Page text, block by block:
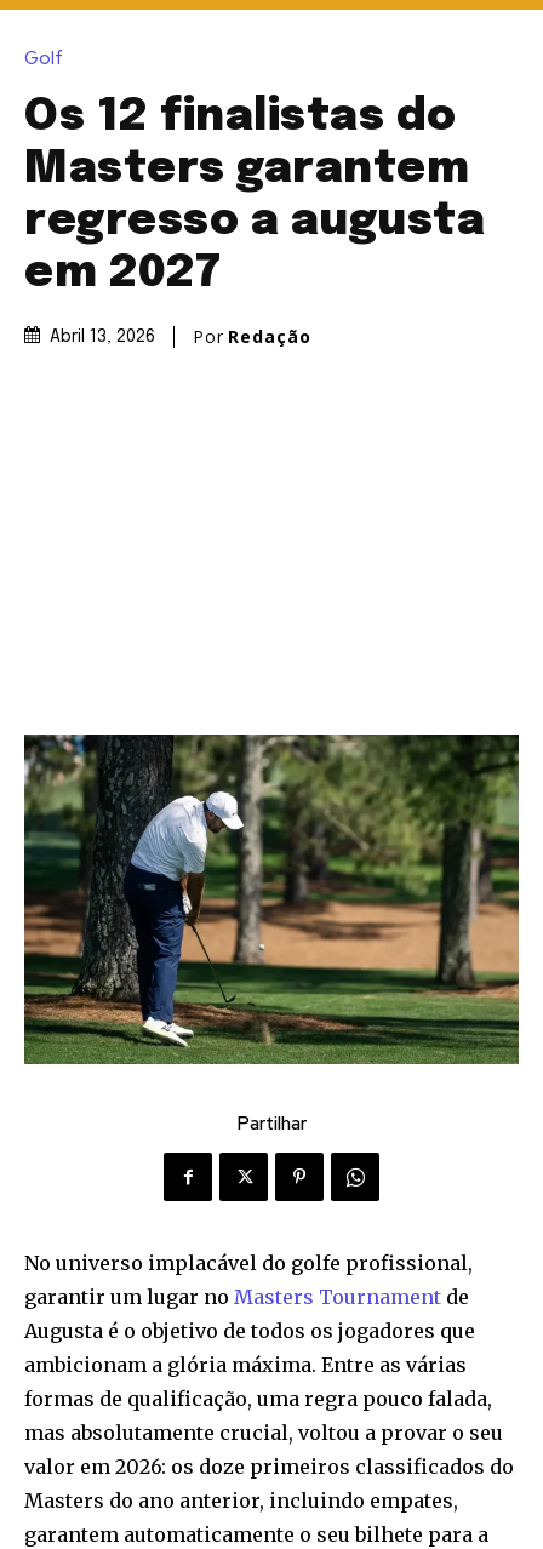
Golf
Os 12 finalistas do
Masters garantem
regresso a augusta
em 2027
Abril 13, 2026 Por Redação
Partilhar
No universo implacável do golfe profissional,
garantir um lugar no Masters Tournament de
Augusta é o objetivo de todos os jogadores que
ambicionam a glória máxima. Entre as várias
formas de qualificação, uma regra pouco falada,
mas absolutamente crucial, voltou a provar o seu
valor em 2026: os doze primeiros classificados do
Masters do ano anterior, incluindo empates,
garantem automaticamente o seu bilhete para a